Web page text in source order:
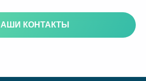
КОНТАКТЫ